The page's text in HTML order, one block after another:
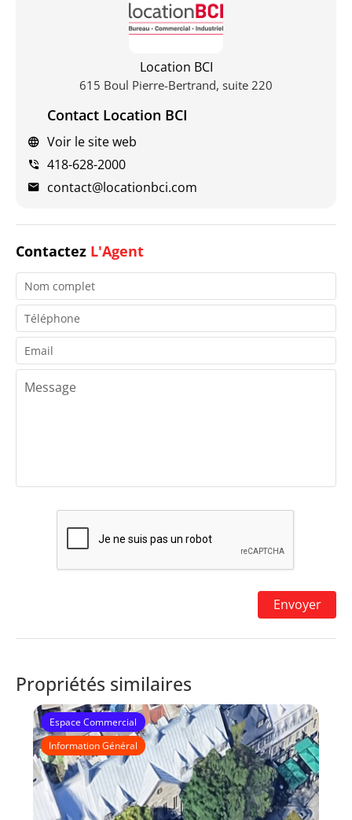
Location BCI
615 Boul Pierre-Bertrand, suite 220
Contact Location BCI
Voir le site web
418-628-2000
contact@locationbci.com
Contactez L'Agent
Propriétés similaires
Espace Commercial
Information Général